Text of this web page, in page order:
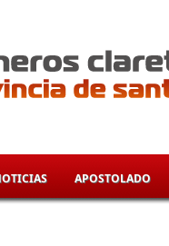
APOSTOLADO